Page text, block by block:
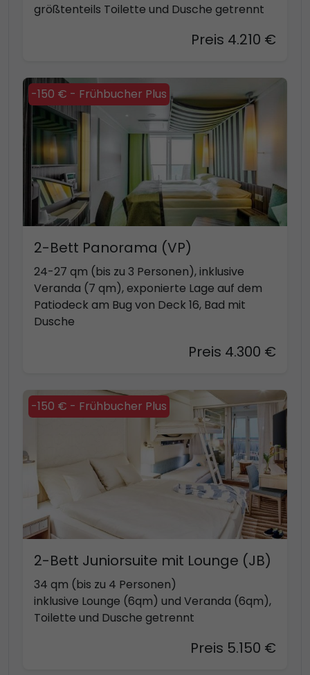
größtenteils Toilette und Dusche getrennt
Preis 4.210 €
-150 € - Frühbucher Plus
2-Bett Panorama (VP)
24-27 qm (bis zu 3 Personen), inklusive
Veranda (7 qm), exponierte Lage auf dem
Patiodeck am Bug von Deck 16, Bad mit
Dusche
Preis 4.300 €
-150 € - Frühbucher Plus
2-Bett Juniorsuite mit Lounge (JB)
34 qm (bis zu 4 Personen)
inklusive Lounge (6qm) und Veranda (6qm),
Toilette und Dusche getrennt
Preis 5.150 €